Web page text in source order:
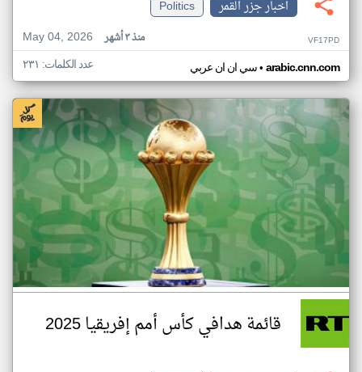
اخبار جزر القمر
Politics
May 04, 2026
منذ ٣ أشهر VF17PD
سي ان ان عربي• arabic.cnn.com عدد الكلمات: ٢٣١
قائمة هدافي كأس أمم إفريقيا 2025